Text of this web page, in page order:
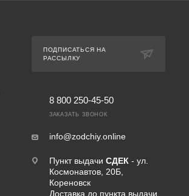
ПОДПИСАТЬСЯ НА
РАССЫЛКУ
8 800 250-45-50
ЗАКАЗАТЬ ЗВОНОК
info@zodchiy.online
Пункт выдачи СДЕК - ул.
Космонавтов, 20Б,
Кореновск
Доставка до пункта выдачи